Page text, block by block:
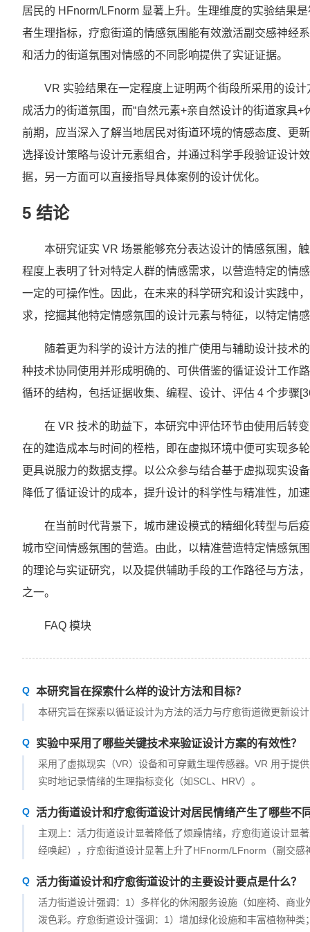
居民的 HFnorm/LFnorm 显著上升。生理维度的实验结果
者生理指标，疗愈街道的情感氛围能有效激活副交感神经
和活力的街道氛围对情感的不同影响提供了实证证据。
VR 实验结果在一定程度上证明两个街段所采用的设
成活力的街道氛围，而“自然元素+亲自然设计的街道家具
前期，应当深入了解当地居民对街道环境的情感态度、更
选择设计策略与设计元素组合，并通过科学手段验证设计
据，另一方面可以直接指导具体案例的设计优化。
5 结论
本研究证实 VR 场景能够充分表达设计的情感氛围，
程度上表明了针对特定人群的情感需求，以营造特定的情
一定的可操作性。因此，在未来的科学研究和设计实践中
求，挖掘其他特定情感氛围的设计元素与特征，以特定情
随着更为科学的设计方法的推广使用与辅助设计技术
种技术协同使用并形成明确的、可供借鉴的循证设计工作
循环的结构，包括证据收集、编程、设计、评估 4 个步骤
在 VR 技术的助益下，本研究中评估环节由使用后转
在的建造成本与时间的桎梏，即在虚拟环境中便可实现多
更具说服力的数据支撑。以公众参与结合基于虚拟现实设
降低了循证设计的成本，提升设计的科学性与精准性，加
在当前时代背景下，城市建设模式的精细化转型与后
城市空间情感氛围的营造。由此，以精准营造特定情感氛
的理论与实证研究，以及提供辅助手段的工作路径与方法
之一。
FAQ 模块
本研究旨在探索什么样的设计方法和目标？
本研究旨在探索以循证设计为方法的活力与疗愈街道微更新设
实验中采用了哪些关键技术来验证设计方案的有效性？
采用了虚拟现实（VR）设备和可穿戴生理传感器。VR 用于提
实时地记录情绪的生理指标变化（如SCL、HRV）。
活力街道设计和疗愈街道设计对居民情绪产生了哪些不
主观上：活力街道设计显著降低了烦躁情绪，疗愈街道设计显
经唤起），疗愈街道设计显著上升了HFnorm/LFnorm（副交感
活力街道设计和疗愈街道设计的主要设计要点是什么？
活力街道设计强调：1）多样化的休闲服务设施（如座椅、商
泼色彩。疗愈街道设计强调：1）增加绿化设施和丰富植物种